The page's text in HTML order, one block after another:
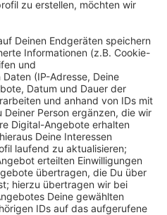
Zustand. Jetzt
Weg alle Bereiche
der Weg führt an
vorbei.
und
Fitness-Angebote für
und Senioren.
14:27